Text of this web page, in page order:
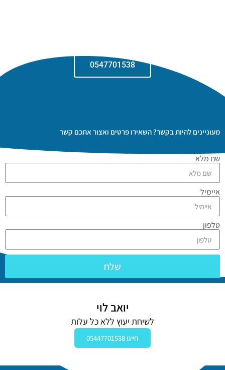
0547701538
מעוניינים להיות בקשר? השאירו פרטים ואצור אתכם קשר
שם מלא
איימיל
טלפון
שלח
יואב לוי
לשיחת יעוץ ללא כל עלות
חייגו 05447701538